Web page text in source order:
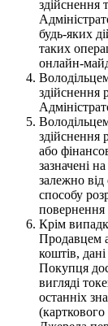
здійснення
будь-яких
таких
онлайн-
здійснення
здійснення
або
зазначені
залежно від
способу
Крім
Продавцем
коштів,
Покупця
вигляді
останніх